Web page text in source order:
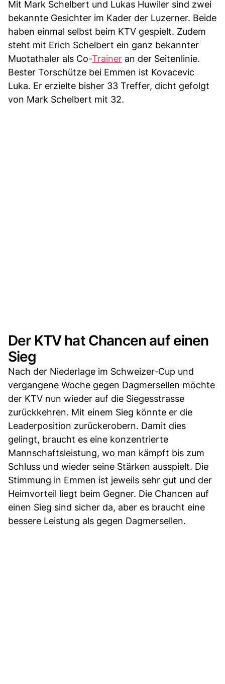
Mit Mark Schelbert und Lukas Huwiler sind zwei
bekannte Gesichter im Kader der Luzerner. Beide
haben einmal selbst beim KTV gespielt. Zudem
steht mit Erich Schelbert ein ganz bekannter
Muotathaler als Co-Trainer an der Seitenlinie.
Bester Torschütze bei Emmen ist Kovacevic
Luka. Er erzielte bisher 33 Treffer, dicht gefolgt
von Mark Schelbert mit 32.
Der KTV hat Chancen auf einen
Sieg
Nach der Niederlage im Schweizer-Cup und
vergangene Woche gegen Dagmersellen möchte
der KTV nun wieder auf die Siegesstrasse
zurückkehren. Mit einem Sieg könnte er die
Leaderposition zurückerobern. Damit dies
gelingt, braucht es eine konzentrierte
Mannschaftsleistung, wo man kämpft bis zum
Schluss und wieder seine Stärken ausspielt. Die
Stimmung in Emmen ist jeweils sehr gut und der
Heimvorteil liegt beim Gegner. Die Chancen auf
einen Sieg sind sicher da, aber es braucht eine
bessere Leistung als gegen Dagmersellen.